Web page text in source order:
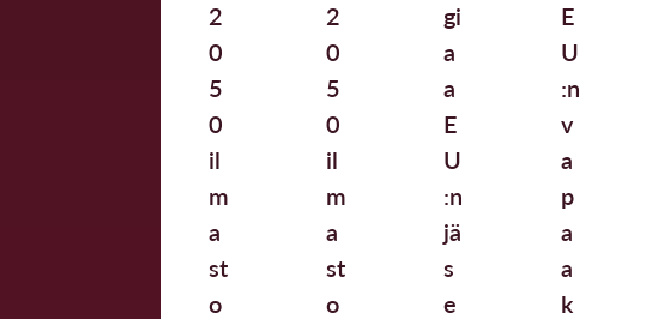
2
0
5
0
il
m
a
st
o
2
0
5
0
il
m
a
st
o
gi
a
a
E
U
:n
jä
s
e
E
U
:n
v
a
p
a
a
k